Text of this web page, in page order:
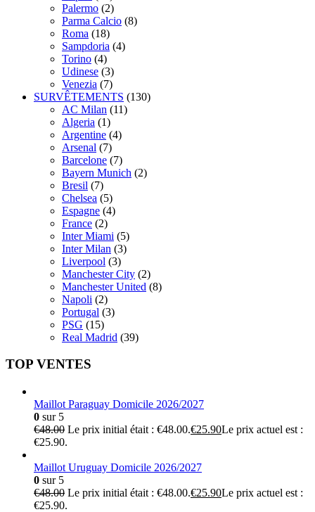
Palermo (2)
Parma Calcio (8)
Roma (18)
Sampdoria (4)
Torino (4)
Udinese (3)
Venezia (7)
SURVÊTEMENTS (130)
AC Milan (11)
Algeria (1)
Argentine (4)
Arsenal (7)
Barcelone (7)
Bayern Munich (2)
Bresil (7)
Chelsea (5)
Espagne (4)
France (2)
Inter Miami (5)
Inter Milan (3)
Liverpool (3)
Manchester City (2)
Manchester United (8)
Napoli (2)
Portugal (3)
PSG (15)
Real Madrid (39)
TOP VENTES
Maillot Paraguay Domicile 2026/2027
0 sur 5
€48.00 Le prix initial était : €48.00.€25.90Le prix actuel est :
€25.90.
Maillot Uruguay Domicile 2026/2027
0 sur 5
€48.00 Le prix initial était : €48.00.€25.90Le prix actuel est :
€25.90.